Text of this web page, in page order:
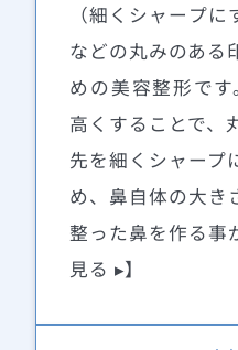
（細くシャープ
などの丸みのある
めの美容整形で
高くすることで、
先を細くシャープ
め、鼻自体の大き
整った鼻を作る事
見る ▸】